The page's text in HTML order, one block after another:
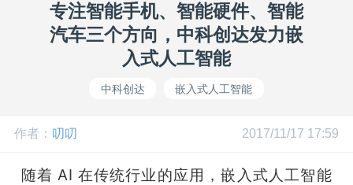
页
网
专注智能手机、智能硬件、智能
汽车三个方向，中科创达发力嵌
入式人工智能
中科创达 嵌入式人工智能
作者： 叨叨 2017/11/17 17:59
随着 AI 在传统行业的应用，嵌入式人工智能